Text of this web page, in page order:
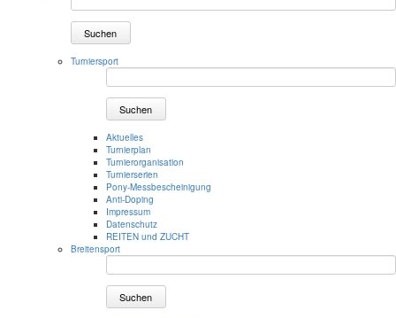
Suchen
Turniersport
Suchen
Aktuelles
Turnierplan
Turnierorganisation
Turnierserien
Pony-Messbescheinigung
Anti-Doping
Impressum
Datenschutz
REITEN und ZUCHT
Breitensport
Suchen